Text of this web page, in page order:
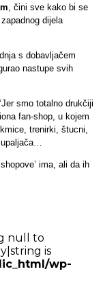
, čini sve kako bi se
dijela
s dobavljačem
nastupe svih
smo totalno drukčiji
fan-shop, u kojem
trenirki, štucni,
ima, ali da ih
null to
is
wp-